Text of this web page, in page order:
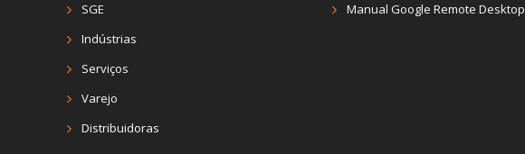
SGE
Indústrias
Serviços
Varejo
Distribuidoras
Manual Google Remote Desktop